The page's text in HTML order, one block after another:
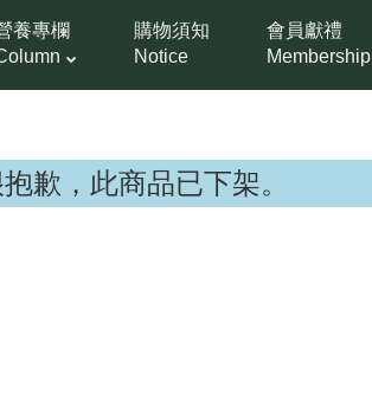
養專欄
購物須知
Notice
會員獻禮
Membership
歉，此商品已下架。